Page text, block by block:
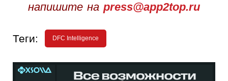
напишите на press@app2top.ru
Теги: DFC Intelligence